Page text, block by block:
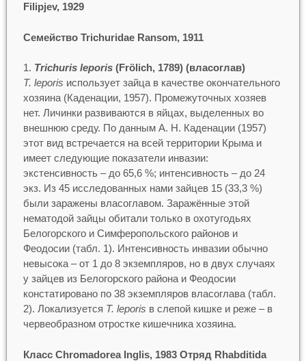
Filipjev, 1929
Семейство Trichuridae Ransom, 1911
Trichuris leporis (Frölich, 1789) (власоглав)
T. leporis использует зайца в качестве окончательного
хозяина (Каденации, 1957). Промежуточных хозяев
нет. Личинки развиваются в яйцах, выделенных во
внешнюю среду. По данным А. Н. Каденации (1957)
этот вид встречается на всей территории Крыма и
имеет следующие показатели инвазии:
экстенсивность – до 65,6 %; интенсивность – до 24
экз. Из 45 исследованных нами зайцев 15 (33,3 %)
были заражены власоглавом. Заражённые этой
нематодой зайцы обитали только в охотугодьях
Белогорского и Симферопольского районов и
Феодосии (табл. 1). Интенсивность инвазии обычно
невысока – от 1 до 8 экземпляров, но в двух случаях
у зайцев из Белогорского района и Феодосии
констатировано по 38 экземпляров власоглава (табл.
2). Локализуется T. leporis в слепой кишке и реже – в
червеобразном отростке кишечника хозяина.
Класс Chromadorea Inglis, 1983 Отряд Rhabditida